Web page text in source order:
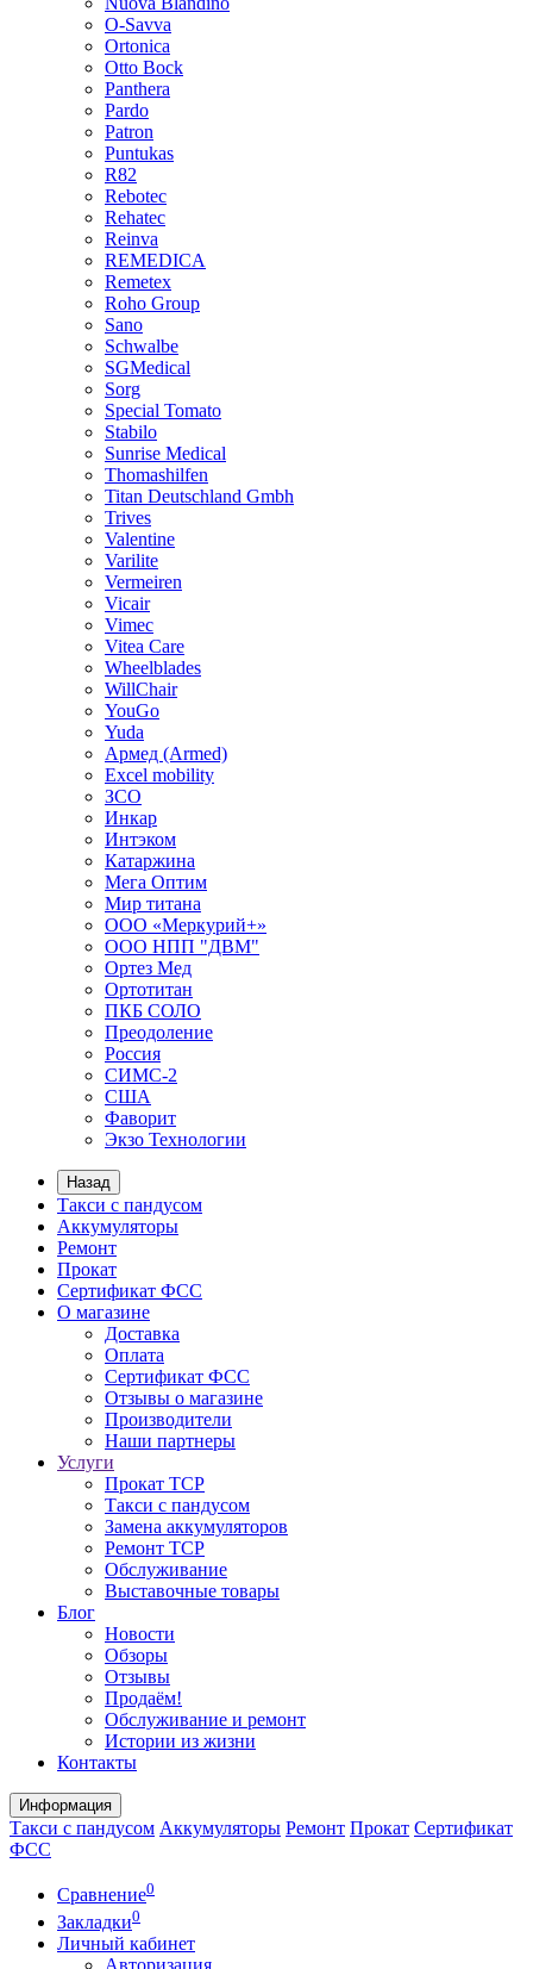
O-Savva
Ortonica
Otto Bock
Panthera
Pardo
Patron
Puntukas
R82
Rebotec
Rehatec
Reinva
REMEDICA
Remetex
Roho Group
Sano
Schwalbe
SGMedical
Sorg
Special Tomato
Stabilo
Sunrise Medical
Thomashilfen
Titan Deutschland Gmbh
Trives
Valentine
Varilite
Vermeiren
Vicair
Vimec
Vitea Care
Wheelblades
WillChair
YouGo
Yuda
Армед (Armed)
Еxcel mobility
ЗСО
Инкар
Интэком
Катаржина
Мега Оптим
Мир титана
ООО «Меркурий+»
ООО НПП "ДВМ"
Ортез Мед
Ортотитан
ПКБ СОЛО
Преодоление
Россия
СИМС-2
США
Фаворит
Экзо Технологии
Назад
Такси с пандусом
Аккумуляторы
Ремонт
Прокат
Сертификат ФСС
О магазине
Доставка
Оплата
Сертификат ФСС
Отзывы о магазине
Производители
Наши партнеры
Услуги
Прокат ТСР
Такси с пандусом
Замена аккумуляторов
Ремонт ТСР
Обслуживание
Выставочные товары
Блог
Новости
Обзоры
Отзывы
Продаём!
Обслуживание и ремонт
Истории из жизни
Контакты
Информация
Такси с пандусом Аккумуляторы Ремонт Прокат Сертификат
ФСС
Сравнение0
Закладки0
Личный кабинет
Авторизация